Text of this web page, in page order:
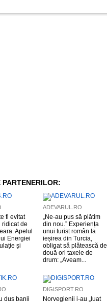
PARTENERILOR:
fi evitat
ridicat de
Apelul
Energiei
și
ADEVARUL.RO
„Ne-au pus să plătim
din nou.” Experiența
unui turist român la
ieșirea din Turcia,
obligat să plătească de
două ori taxele de
drum: „Aveam...
dus banii
DIGISPORT.RO
Norvegienii i-au „luat